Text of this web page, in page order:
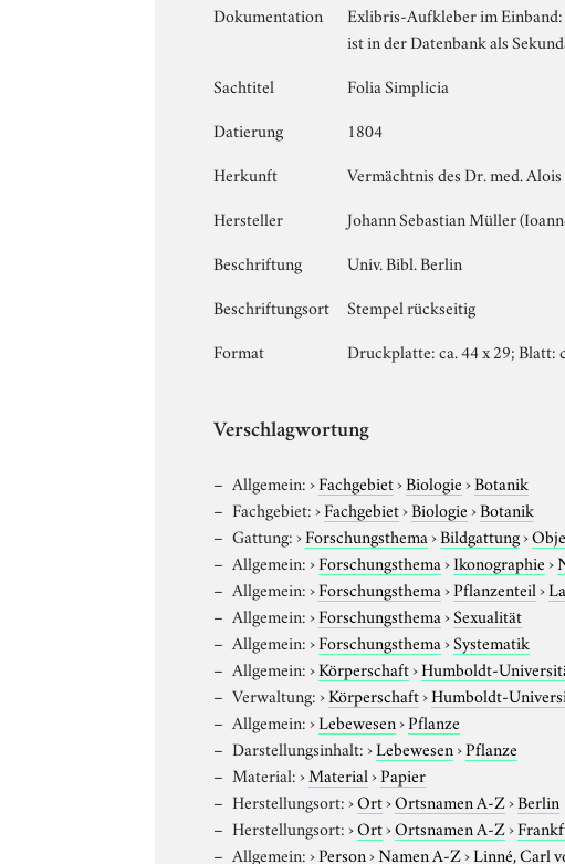
Dokumentation
Exlibris-Aufkleber im
ist in der Datenbank als
Sachtitel
Folia Simplicia
Datierung
1804
Herkunft
Vermächtnis des Dr. med.
Hersteller
Johann Sebastian Müller
Beschriftung
Univ. Bibl. Berlin
Beschriftungsort
Stempel rückseitig
Format
Druckplatte: ca. 44 x 29; Blatt:
Verschlagwortung
Allgemein:›Fachgebiet›Biologie›Botanik
Fachgebiet:›Fachgebiet›Biologie›Botanik
Gattung:›Forschungsthema›Bildgattung›
Allgemein:›Forschungsthema›Ikonographie›
Allgemein:›Forschungsthema›Pflanzenteil›
Allgemein:›Forschungsthema›Sexualität
Allgemein:›Forschungsthema›Systematik
Allgemein:›Körperschaft›Humboldt-
Verwaltung:›Körperschaft›Humboldt-
Allgemein:›Lebewesen›Pflanze
Darstellungsinhalt:›Lebewesen›Pflanze
Material:›Material›Papier
Herstellungsort:›Ort›Ortsnamen A-Z›Berlin
Herstellungsort:›Ort›Ortsnamen A-Z›
Allgemein:›Person›Namen A-Z›Linné, Carl